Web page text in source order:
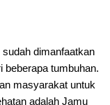
dimanfaatkan
beberapa tumbuhan.
masyarakat untuk
adalah Jamu